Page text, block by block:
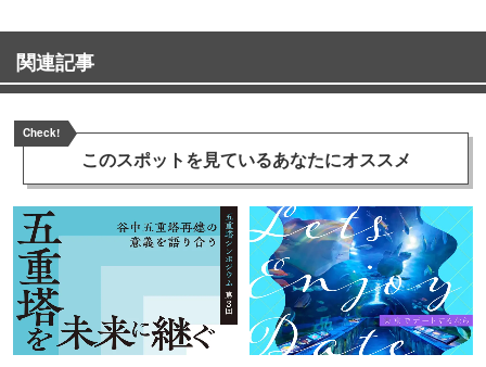
関連記事
Check!
このスポットを見ているあなたにオススメ